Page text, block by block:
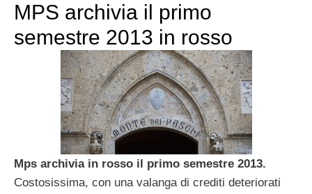
MPS archivia il primo
semestre 2013 in rosso
Mps archivia in rosso il primo semestre 2013.
Costosissima, con una valanga di crediti deteriorati